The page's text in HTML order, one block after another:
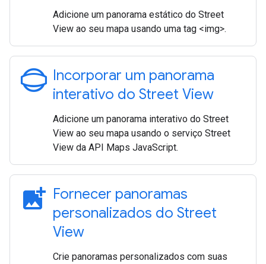
Adicione um panorama estático do Street
View ao seu mapa usando uma tag <img>.
panorama_photosphere Incorporar um panorama
interativo do Street View
Adicione um panorama interativo do Street
View ao seu mapa usando o serviço Street
View da API Maps JavaScript.
add_photo_alternate Fornecer panoramas
personalizados do Street
View
Crie panoramas personalizados com suas